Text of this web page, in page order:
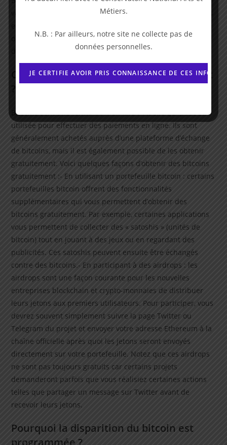
vous aurez une adresse, vous pourrez recevoir des Bitcoins
ou en achetant des Bitcoins auprès d’une plateforme
d’exchange populaire comme Coinbase.
Comment avoir des bitcoin gratuitement
Bitcoins sont une forme de monnaie virtuelle qui peut être
utilisée pour effectuer des paiements en ligne. Ils sont
généralement achetés auprès d’une plateforme d’échange
de bitcoins, mais il est également possible de les obtenir
gratuitement. Voici quelques façons d’obtenir des bitcoins
gratuitement :- En utilisant un portefeuille bitcoin : certains
portefeuilles bitcoin offrent des fonctionnalités
supplémentaires qui vous permettent d’obtenir des
bitcoins gratuitement. Par exemple, certaines applications
vous permettent de collecter des « satoshis » (unités de
bitcoin) tout en jouant à des jeux ou en regardant des
publicités. Ces satoshis peuvent ensuite être échangés
contre des bitcoins.- En participant à des airdrops : les
airdrops sont une façon courante pour les nouvelles
entreprises blockchain et crypto-monnaies de distribuer
leurs jetons aux premiers utilisateurs. Pour participer, vous
devrez souvent simplement suivre la page Twitter ou
Telegram du projet et envoyer votre adresse Ethereum à la
chaîne officielle après quoi les jetons seront envoyés
directement sur votre portefeuille. Notez que ces airdrops
ne sont pas toujours gratuits car certains projets
demanderont parfois que vous réalisiez certaines actions
telles que partager un message sur Twitter avant de
recevoir leurs jetons.
Pourquoi la disparition du bitcoin est
programmée ?
Métiers.
N.B. : Par ailleurs, notre site ne collecte pas de
données personnelles.